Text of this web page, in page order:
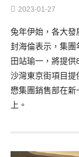
2023-01-27
兔年伊始，各大發
封海倫表示，集
田站瑜一，將提
沙灣東京街項目
懋集團銷售部在新
上。